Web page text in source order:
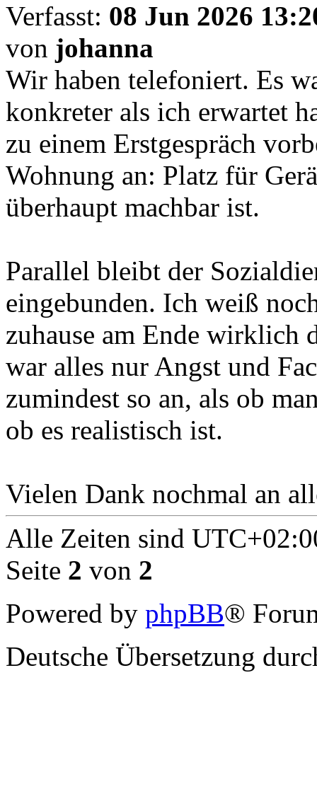
Verfasst: 08 Jun 2026
von johanna
Wir haben telefoniert. Es
konkreter als ich erwartet
zu einem Erstgespräch
Wohnung an: Platz für
überhaupt machbar ist.
Parallel bleibt der
eingebunden. Ich weiß
zuhause am Ende wirklich
war alles nur Angst und
zumindest so an, als ob
ob es realistisch ist.
Vielen Dank nochmal an
Alle Zeiten sind
Seite 2 von 2
Powered by phpBB®
Deutsche Übersetzung